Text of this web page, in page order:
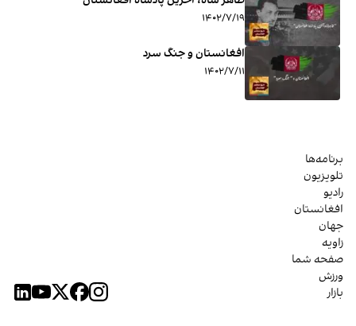
۱۴۰۲/۷/۱۹
افغانستان و جنگ سرد
۱۴۰۲/۷/۱۱
برنامه‌ها
تلویزیون
رادیو
افغانستان
جهان
زاویه
صفحه شما
ورزش
بازار